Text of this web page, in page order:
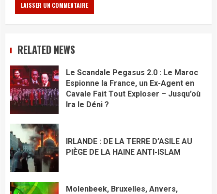
RELATED NEWS
Le Scandale Pegasus 2.0 : Le Maroc
Espionne la France, un Ex-Agent en
Cavale Fait Tout Exploser – Jusqu’où
Ira le Déni ?
IRLANDE : DE LA TERRE D’ASILE AU
PIÈGE DE LA HAINE ANTI-ISLAM
Molenbeek, Bruxelles, Anvers,